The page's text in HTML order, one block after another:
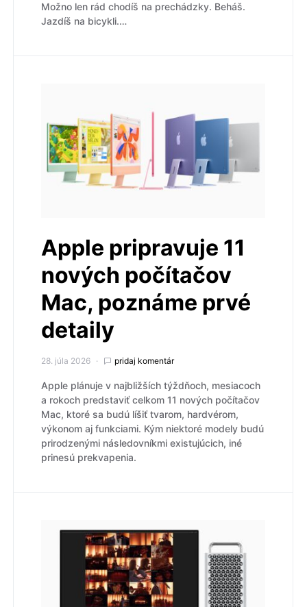
Možno len rád chodíš na prechádzky. Beháš.
Jazdíš na bicykli.…
Apple pripravuje 11
nových počítačov
Mac, poznáme prvé
detaily
28. júla 2026 pridaj komentár
Apple plánuje v najbližších týždňoch, mesiacoch
a rokoch predstaviť celkom 11 nových počítačov
Mac, ktoré sa budú líšiť tvarom, hardvérom,
výkonom aj funkciami. Kým niektoré modely budú
prirodzenými následovníkmi existujúcich, iné
prinesú prekvapenia.